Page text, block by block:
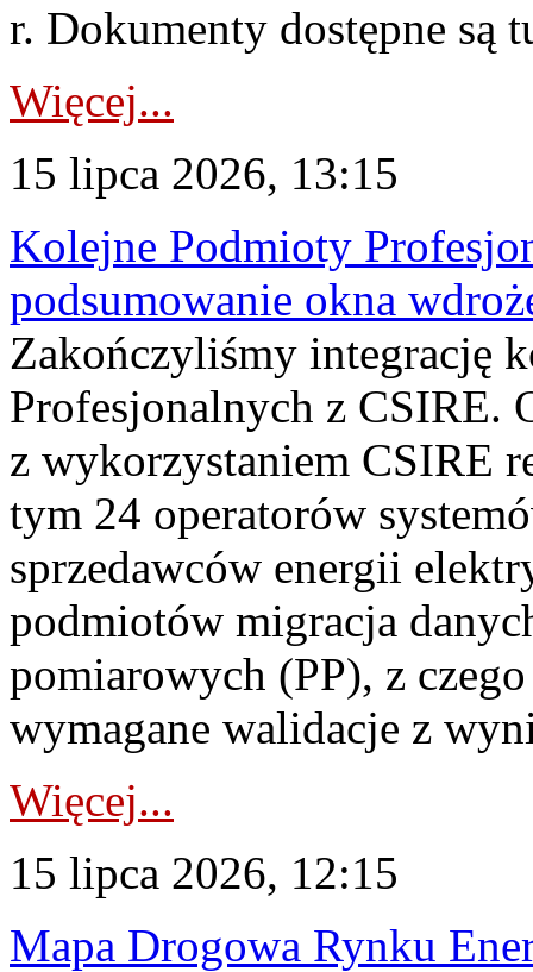
r. Dokumenty dostępne są
Więcej...
15 lipca 2026, 13:15
Kolejne Podmioty
podsumowanie okna
Zakończyliśmy integrację
Profesjonalnych z CSIRE.
z wykorzystaniem CSIRE
tym 24 operatorów
sprzedawców energii
podmiotów migracja
pomiarowych (PP), z
wymagane walidacje z
Więcej...
15 lipca 2026, 12:15
Mapa Drogowa Rynku